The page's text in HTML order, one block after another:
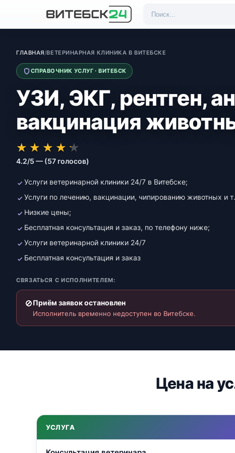
ГЛАВНАЯ/ВЕТЕРИНАРНАЯ КЛИНИКА В ВИТЕБСКЕ
СПРАВОЧНИК УСЛУГ · ВИТЕБСК
УЗИ, ЭКГ, рентген,
вакцинация
★★★★★
★★★★★
★ ★ ★ ★ ★
4.2/5 — (57 голосов)
Услуги ветеринарной клиники 24/7 в Витебске;
Услуги по лечению, вакцинации, чипированию животных и
Низкие цены;
Бесплатная консультация и заказ, по телефону ниже;
Услуги ветеринарной клиники 24/7
Бесплатная консультация и заказ
СВЯЗАТЬСЯ С ИСПОЛНИТЕЛЕМ:
🚫Приём заявок остановлен
Исполнитель временно недоступен во Витебске.
Цена на
УСЛУГА